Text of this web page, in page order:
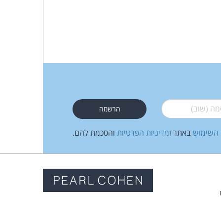
(שוב)*
השימוש באתר ומדיניות הפרטיות והסכמת להם.